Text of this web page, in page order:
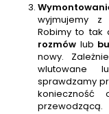
wyjmujemy z
Robimy to tak
rozmów lub
nowy.
wlutowane
sprawdzamy
konieczność
przewodzącą.